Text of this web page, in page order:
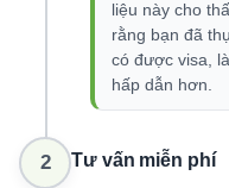
liệu này cho
rằng bạn đã
có được visa,
hấp dẫn hơn.
2 Tư vấn miễn phí